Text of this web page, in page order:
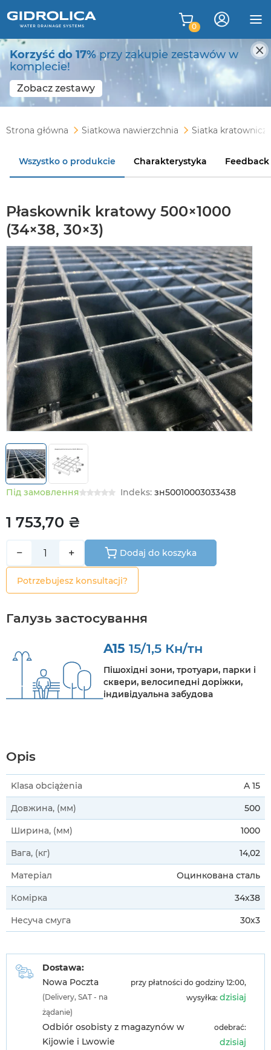
Korzyść do 17% przy zakupie zestawów w
komplecie!
Zobacz zestawy
0
Strona główna Siatkowa nawierzchnia Siatka kratownicza
Wszystko o produkcie Charakterystyka
Płaskownik kratowy 500×1000
(34×38, 30×3)
Під замовлення Indeks: зн50010003033438
1 753,70 ₴
− + Dodaj do koszyka
Potrzebujesz konsultacji?
Галузь застосування
A15 15/1,5 Кн/тн
Пішохідні зони, тротуари, парки і
сквери, велосипедні доріжки,
індивідуальна забудова
Opis
Klasa obciążenia A 15
Довжина, (мм) 500
Ширина, (мм) 1000
Вага, (кг) 14,02
Матеріал Оцинкована сталь
Комірка 34х38
Несуча смуга 30х3
Dostawa:
Nowa Poczta
(Delivery, SAT - na
żądanie)
przy płatności do godziny 12:00,
wysyłka: dzisiaj
Odbiór osobisty z magazynów w
Kijowie i Lwowie
odebrać:
dzisiaj